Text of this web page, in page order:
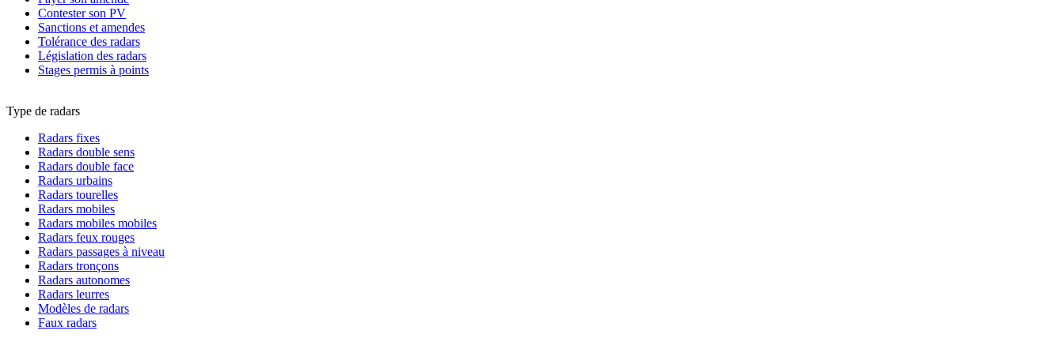
Contester son PV
Sanctions et amendes
Tolérance des radars
Législation des radars
Stages permis à points
Type de radars
Radars fixes
Radars double sens
Radars double face
Radars urbains
Radars tourelles
Radars mobiles
Radars mobiles mobiles
Radars feux rouges
Radars passages à niveau
Radars tronçons
Radars autonomes
Radars leurres
Modèles de radars
Faux radars